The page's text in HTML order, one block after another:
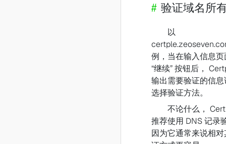
# 验证域名所
以
例，当在输入信息
“继续” 按钮后，
输出需要验证的信
选择验证方法。
不论什么，
推荐使用 DNS 记录
因为它通常来说相